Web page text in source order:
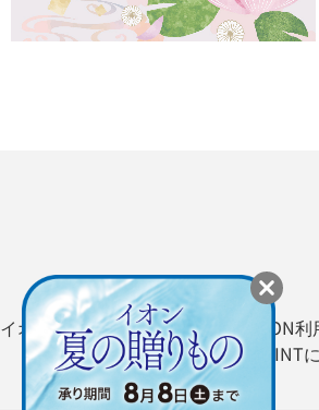
イオン九州オンライン利用規約 iAEON
WAON POINT